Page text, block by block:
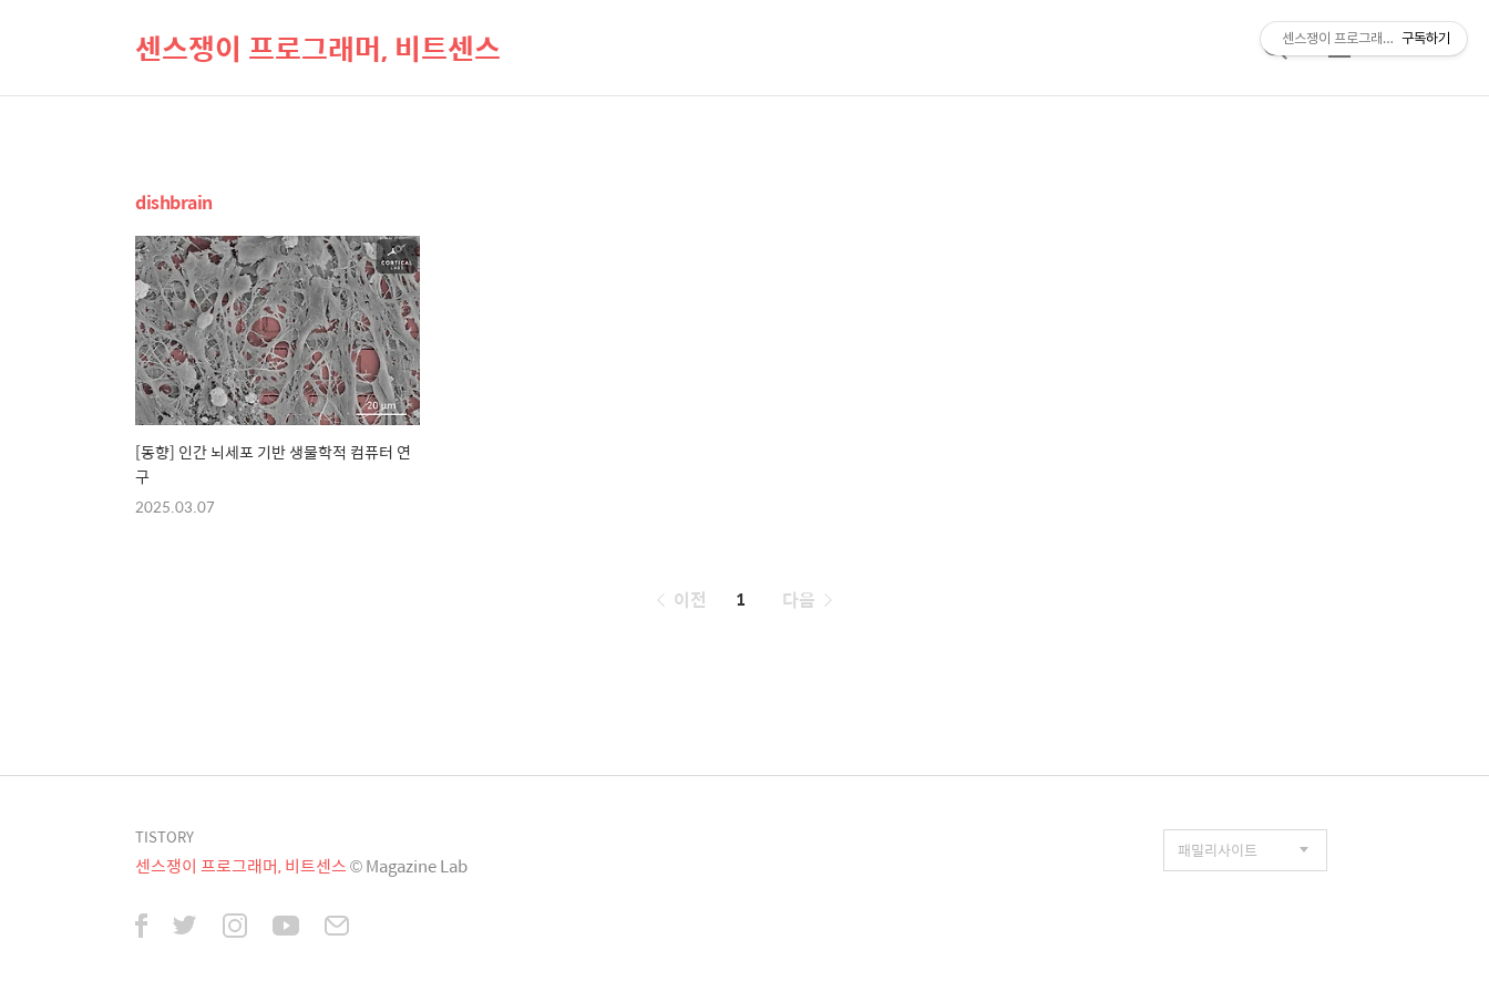
센스쟁이 프로그래머, 비트센스
검
메
dishbrain
[동향] 인간 뇌세포 기반 생물학적 컴퓨터 연
구
2025.03.07
페
이전 1 다음
TISTORY
센스쟁이 프로그래머, 비트센스© Magazine Lab
센스쟁이 프로그래머, 비트센스
구독하기